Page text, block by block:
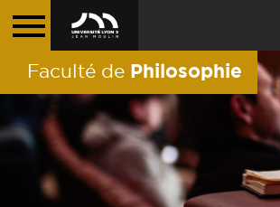
Faculté de Philosophie